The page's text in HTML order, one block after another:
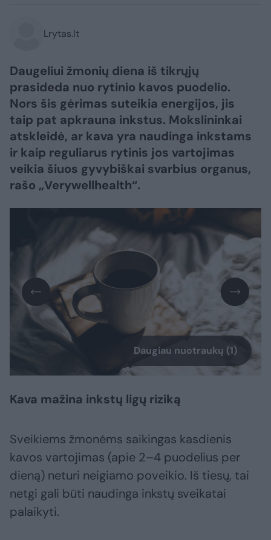
Lrytas.lt
Daugeliui žmonių diena iš tikrųjų
prasideda nuo rytinio kavos puodelio.
Nors šis gėrimas suteikia energijos, jis
taip pat apkrauna inkstus. Mokslininkai
atskleidė, ar kava yra naudinga inkstams
ir kaip reguliarus rytinis jos vartojimas
veikia šiuos gyvybiškai svarbius organus,
rašo „Verywellhealth“.
Daugiau nuotraukų (1)
Kava mažina inkstų ligų riziką
Sveikiems žmonėms saikingas kasdienis
kavos vartojimas (apie 2–4 puodelius per
dieną) neturi neigiamo poveikio. Iš tiesų, tai
netgi gali būti naudinga inkstų sveikatai
palaikyti.